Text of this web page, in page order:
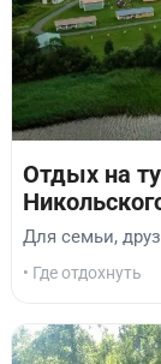
Отдых на
Для семьи,
• Где отдохнуть